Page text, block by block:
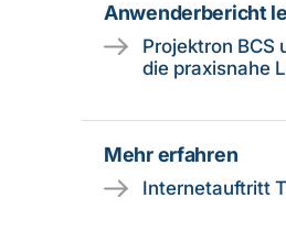
Anwenderbericht
Projektron BCS
die praxisnahe
Mehr erfahren
Internetauftritt